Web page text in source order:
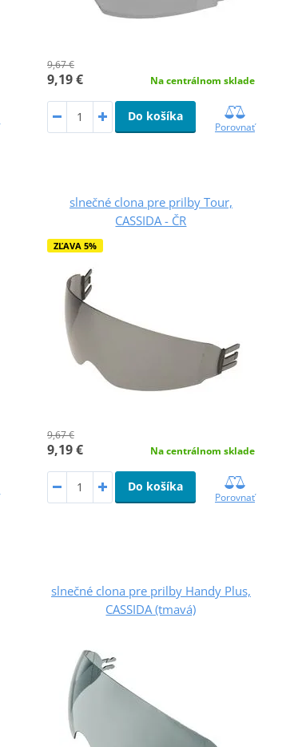
9,67 €
9,19 € Na centrálnom sklade
Do košíka
Porovnať
slnečné clona pre prilby Tour,
CASSIDA - ČR
ZĽAVA 5%
9,67 €
9,19 € Na centrálnom sklade
Do košíka
Porovnať
slnečné clona pre prilby Handy Plus,
CASSIDA (tmavá)